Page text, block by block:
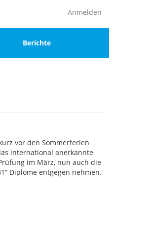
Anmelden
Berichte
vor den Sommerferien
international anerkannte
im März, nun auch die
Diplome entgegen nehmen.